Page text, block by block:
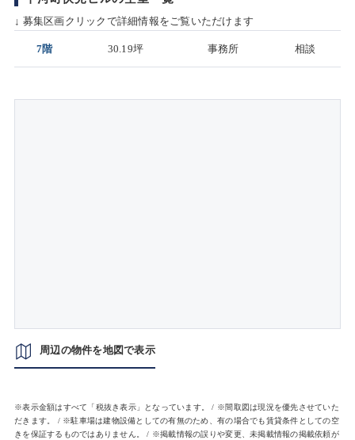
↓ 募集区画クリックで詳細情報をご覧いただけます
7階 30.19坪 事務所 相談
周辺の物件を地図で表示
※表示金額はすべて「税抜き表示」となっています。 / ※間取図は現況を優先させていた
だきます。 / ※駐車場は建物設備としての有無のため、有の場合でも賃貸条件としての空
きを保証するものではありません。 / ※掲載情報の誤りや変更、未掲載情報の掲載依頼が